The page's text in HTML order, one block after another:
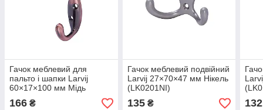
Гачок меблевий для
пальто і шапки Larvij
60×17×100 мм Мідь
(LK0402CU)
166 ₴
Гачок меблевий подвійний
Larvij 27×70×47 мм Нікель
(LK0201NI)
135₴ 132